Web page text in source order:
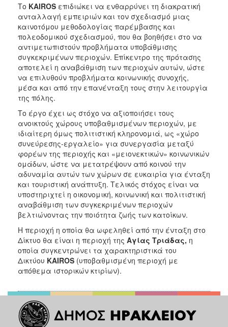
ΑΝΘΕΚΤΙΚΗ
ΠΟΛΗ
Το KAIROS επιδιώκει να ενθαρρύνει τη διακρατική
ανταλλαγή εμπειριών και τον σχεδιασμό μιας
καινοτόμου μεθοδολογίας παρέμβασης και
πολεοδομικού σχεδιασμού, που θα βοηθήσει στο να
αντιμετωπιστούν προβλήματα υποβάθμισης
συγκεκριμένων περιοχών. Επίκεντρο της πρότασης
αποτελεί η αναβάθμιση των περιοχών αυτών, ώστε
να επιλυθούν προβλήματα κοινωνικής συνοχής,
μέσα και από την επανένταξη τους στην λειτουργία
της πόλης.
Το έργο έχει ως στόχο να αξιοποιήσει τους
ανοικτούς χώρους υποβαθμισμένων περιοχών, με
ιδιαίτερη όμως πολιτιστική κληρονομιά, ως «χώρο
συνεύρεσης-εργαλείο» για συνεργασία μεταξύ
φορέων της περιοχής και «μειονεκτικών» κοινωνικών
ομάδων, ώστε να μετατρέψουν από κοινού την
αδυναμία αυτών των χώρων σε ευκαιρία για ένταξη
και τουριστική ανάπτυξη. Τελικός στόχος είναι να
υποστηριχτεί η οικονομική, κοινωνική και πολιτιστική
αναβάθμιση των συγκεκριμένων περιοχών
βελτιώνοντας την ποιότητα ζωής των κατοίκων.
Η περιοχή η οποία θα ωφεληθεί από την ένταξη στο
Δίκτυο θα είναι η περιοχή της Αγίας Τριάδας, η
οποία συγκεντρώνει τα χαρακτηριστικά του
Δικτύου KAIROS (υποβαθμισμένη περιοχή με
απόθεμα ιστορικών κτιρίων).